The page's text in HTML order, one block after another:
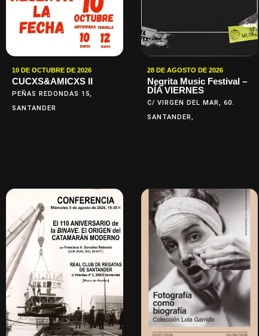
10 DE OCTUBRE DE 2026
CUCXS&AMICXS II
PEÑAS REDONDAS 15,
SANTANDER
28 DE AGOSTO DE 2026
Negrita Music Festival –
DÍA VIERNES
C/ VIRGEN DEL MAR, 60.
SANTANDER,